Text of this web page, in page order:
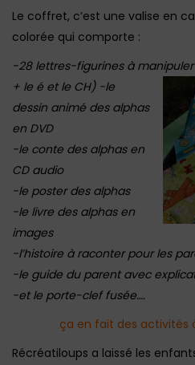
Le coffret, c’est une valise en
colorée qui comporte :
-28 lettres-figurines à
+ le é et le CH)-le
dessin animé des alphas
en DVD
-le conte des alphas en
CD audio
-le poster des alphas
-le livre des alphas en
images
-l’histoire à raconter pour les
-le guide du parent avec
-et le porte-clef fusée….
ça en fait des activités
Récréatiloups a laissé les